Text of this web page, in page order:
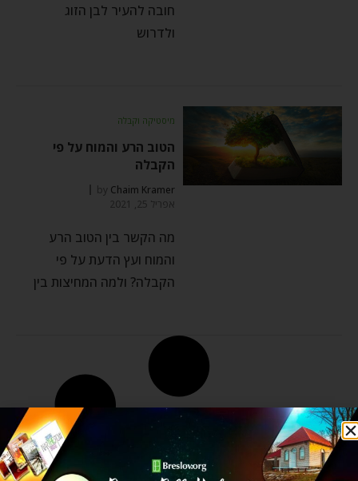
חובה להעיר לבן הזוג
ולדרוש
מיסטיקה וקבלה
הטוב הרע והמוח על פי
הקבלה
by Chaim Kramer
אפריל 25, 2021
מה הקשר בין הטוב הרע
והמוח ועץ הדעת על פי
הקבלה? ולמה המחיצות בין